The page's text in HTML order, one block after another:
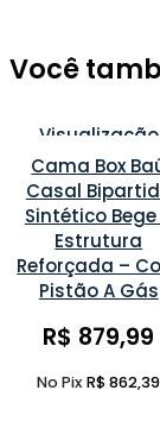
Você
Visualização
Rápida
Adicionar À
De Favoritos
Cama Box
Casal
Sintético Bege
Estrutura
Reforçada –
Pistão A Gás
R$ 879,99
No Pix R$862,39